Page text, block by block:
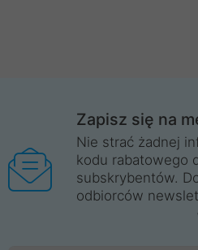
Zapisz się na
Nie strać żadnej
kodu rabatowego
subskrybentów.
odbiorców